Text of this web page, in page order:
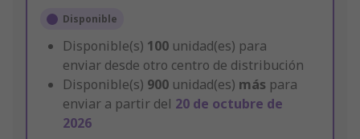
Disponible
Disponible(s) 100 unidad(es) para
enviar desde otro centro de distribución
Disponible(s) 900 unidad(es) más para
enviar a partir del 20 de octubre de
2026